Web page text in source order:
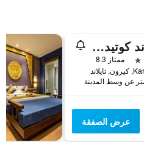
دايموند كوتيدج ريزورت آند سبا
ممتاز 8.3
عرض الصفقة